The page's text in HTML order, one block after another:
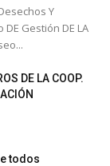
Y
Gestión DE LA
DE LA COOP.
todos